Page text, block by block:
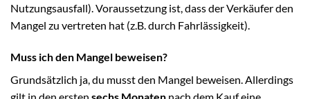
Nutzungsausfall). Voraussetzung ist, dass der Verkäufer den
Mangel zu vertreten hat (z.B. durch Fahrlässigkeit).
Muss ich den Mangel beweisen?
Grundsätzlich ja, du musst den Mangel beweisen. Allerdings